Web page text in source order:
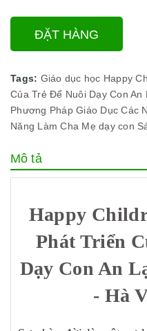
ĐẶT HÀNG
Tags: Giáo dục học Happy
Của Trẻ Để Nuôi Dạy Con An
Phương Pháp Giáo Dục Các
Năng Làm Cha Mẹ dạy con
Mô tả
Happy
Phát Triển
Dạy Con An
- Hà